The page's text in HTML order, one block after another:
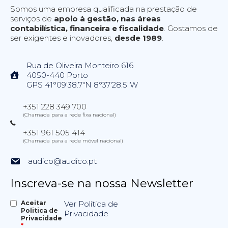
Somos uma empresa qualificada na prestação de
serviços de apoio à gestão, nas áreas
contabilística, financeira e fiscalidade . Gostamos de
ser exigentes e inovadores, desde 1989
Rua de Oliveira Monteiro 616
4050-440 Porto
GPS 41°09'38.7"N 8°37'28.5"W
+351 228 349 700
(Chamada para a rede fixa nacional)
+351 961 505 414
(Chamada para a rede móvel nacional)
audico@audico.pt
Inscreva-se na nossa Newsletter
Aceitar
Politica de
Privacidade
*
Ver Política de
Privacidade